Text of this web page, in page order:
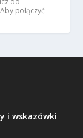
połączyć
i wskazówki